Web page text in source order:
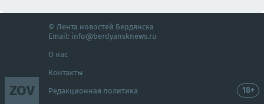
ZOV
© Лента новостей Бердянска
Email: info@berdyansknews.ru
О нас
Контакты
Редакционная политика 18+